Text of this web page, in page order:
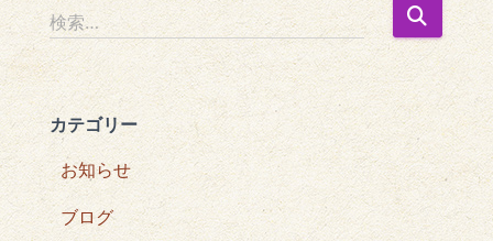
検
索
:
検索…
カテゴリー
お知らせ
ブログ